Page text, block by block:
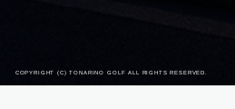
COPYRIGHT (C) TONARINO GOLF ALL RIGHTS RESERVED.